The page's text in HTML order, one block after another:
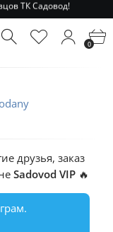
РФ и МСК!
ТК Садовод!
РФ и МСК! 0
друзья, заказ
Sadovod VIP 🔥